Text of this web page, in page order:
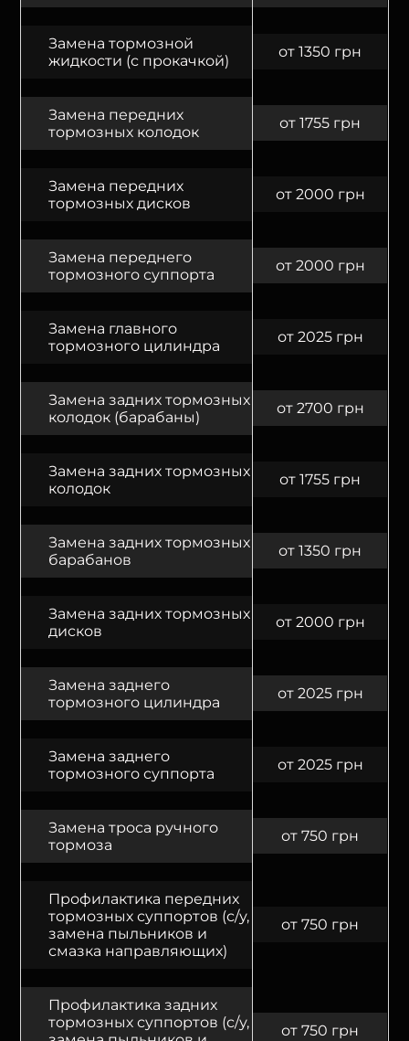
Замена тормозной
жидкости (с прокачкой)
от 1350 грн
Замена передних
тормозных колодок
от 1755 грн
Замена передних
тормозных дисков
от 2000 грн
Замена переднего
тормозного суппорта
от 2000 грн
Замена главного
тормозного цилиндра
от 2025 грн
Замена задних тормозных
колодок (барабаны)
от 2700 грн
Замена задних тормозных
колодок
от 1755 грн
Замена задних тормозных
барабанов
от 1350 грн
Замена задних тормозных
дисков
от 2000 грн
Замена заднего
тормозного цилиндра
от 2025 грн
Замена заднего
тормозного суппорта
от 2025 грн
Замена троса ручного
тормоза
от 750 грн
Профилактика передних
тормозных суппортов (с/у,
замена пыльников и
смазка направляющих)
от 750 грн
Профилактика задних
тормозных суппортов (с/у,
от 750 грн